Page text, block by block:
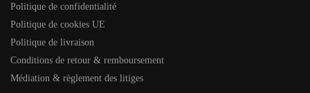
Politique de confidentialité
Politique de cookies UE
Politique de livraison
Conditions de retour & remboursement
Médiation & règlement des litiges